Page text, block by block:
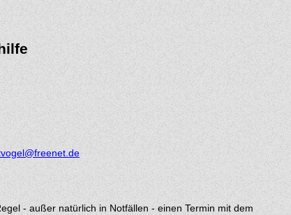
- außer natürlich in Notfällen - einen Termin mit dem